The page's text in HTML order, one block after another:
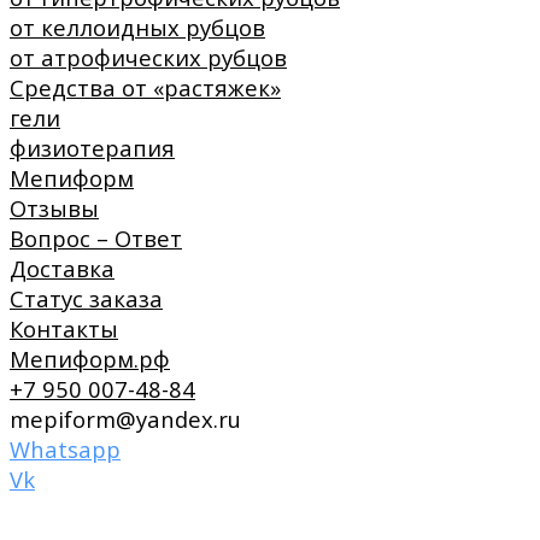
от келлоидных рубцов
от атрофических рубцов
Средства от «растяжек»
гели
физиотерапия
Мепиформ
Отзывы
Вопрос – Ответ
Доставка
Статус заказа
Контакты
Мепиформ.рф
+7 950 007-48-84
mepiform@yandex.ru
Whatsapp
Vk